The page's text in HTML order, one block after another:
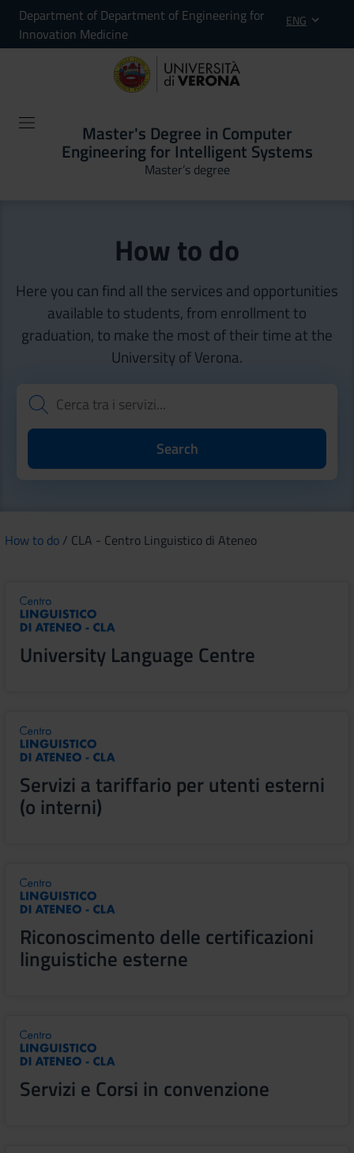
Department of Department of Engineering for
Innovation Medicine
ENG
Master's Degree in Computer
Engineering for Intelligent Systems
Master’s degree
How to do
Here you can find all the services and opportunities
available to students, from enrollment to
graduation, to make the most of their time at the
University of Verona.
How to do / CLA - Centro Linguistico di Ateneo
University Language Centre
Servizi a tariffario per utenti esterni
(o interni)
Riconoscimento delle certificazioni
linguistiche esterne
Servizi e Corsi in convenzione